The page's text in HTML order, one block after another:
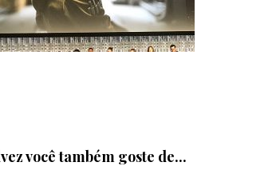
você também goste de...